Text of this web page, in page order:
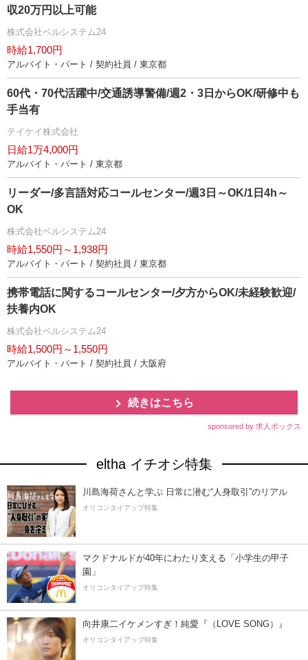
収20万円以上可能
株式会社ベルシステム24
時給1,700円
アルバイト・パート / 契約社員 / 東京都
60代・70代活躍中/交通誘導警備/週2・3日からOK/研修中も
手当有
テイケイ株式会社
日給1万4,000円
アルバイト・パート / 東京都
リーダー/多言語対応コールセンター/週3日～OK/1日4h～
OK
株式会社ベルシステム24
時給1,550円～1,938円
アルバイト・パート / 契約社員 / 東京都
携帯電話に関するコールセンター/夕方からOK/未経験歓迎/
扶養内OK
株式会社ベルシステム24
時給1,500円～1,550円
アルバイト・パート / 契約社員 / 大阪府
続きはこちら
sponsored by 求人ボックス
eltha イチオシ特集
川島海荷さんと学ぶ 日常に潜む“人身取引”のリアル
オリコンタイアップ特集
マクドナルドが40年にわたり支える「小学生の甲子
園」
オリコンタイアップ特集
向井康二イケメンすぎ！純愛『（LOVE SONG）』
オリコンタイアップ特集